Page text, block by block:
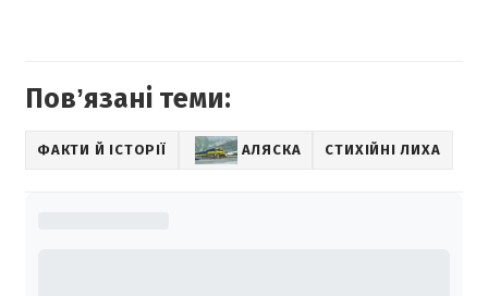
Повʼязані теми:
ФАКТИ Й ІСТОРІЇ АЛЯСКА СТИХІЙНІ ЛИХА